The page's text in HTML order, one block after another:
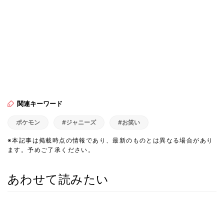
関連キーワード
ポケモン #ジャニーズ #お笑い
※本記事は掲載時点の情報であり、最新のものとは異なる場合があり
ます。予めご了承ください。
あわせて読みたい